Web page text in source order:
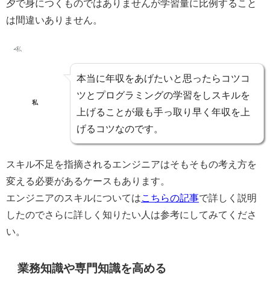
夕で身につくものではありませんが学習量に比例する こと
は間違いありません。
私
本当に年収をあげたいと思ったらコツコ
ツとプログラミングの学習をしスキルを
上げることが最も手っ取り早く年収を上
げるコツなのです。
スキル不足を指摘されるエンジニアはそもそもの考え方を
変える必要があるケースもあります。
エンジニアのスキルについてはこちらの記事で詳しく説明
したのでさらに詳しく知りたい人は参考にしてみてくださ
い。
業務知識や専門知識を高める